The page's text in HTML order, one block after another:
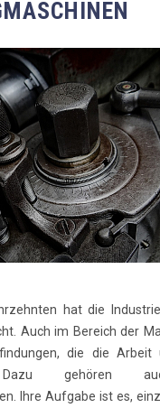
hat die
Auch im Bereich der
die die Arbeit
Dazu gehören
Ihre Aufgabe ist es,